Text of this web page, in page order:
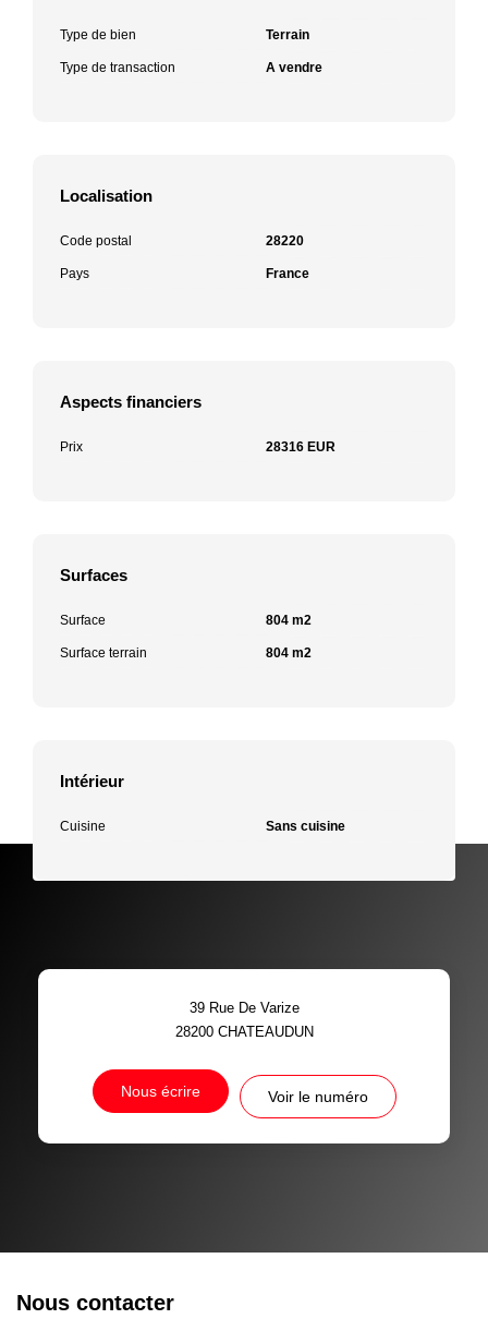
Type de bien Terrain
Type de transaction A vendre
Localisation
Code postal 28220
Pays France
Aspects financiers
Prix 28316 EUR
Surfaces
Surface 804 m2
Surface terrain 804 m2
Intérieur
Cuisine Sans cuisine
39 Rue De Varize
28200 CHATEAUDUN
Nous écrire Voir le numéro
Nous contacter